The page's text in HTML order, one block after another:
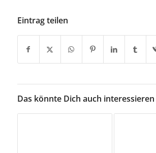
Eintrag teilen
Das könnte Dich auch interessieren